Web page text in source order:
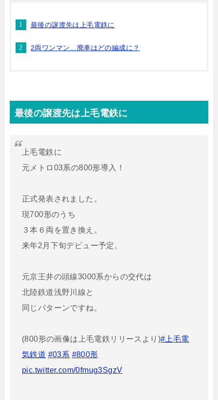
最後の譲渡先は上毛電鉄に
2両ワンマン…廃車はどの編成に？
最後の譲渡先は上毛電鉄に
上毛電鉄に
元メトロ03系の800形導入！
正式発表されました。
現700形のうち
３本６両を置き換え。
来年2月下旬デビュー予定。
元京王井の頭線3000系からの交代は
北陸鉄道浅野川線と
同じパターンですね。
(800形の画像は上毛電鉄リリースより)#上毛電
気鉄道 #03系 #800形
pic.twitter.com/0fmug3SgzV